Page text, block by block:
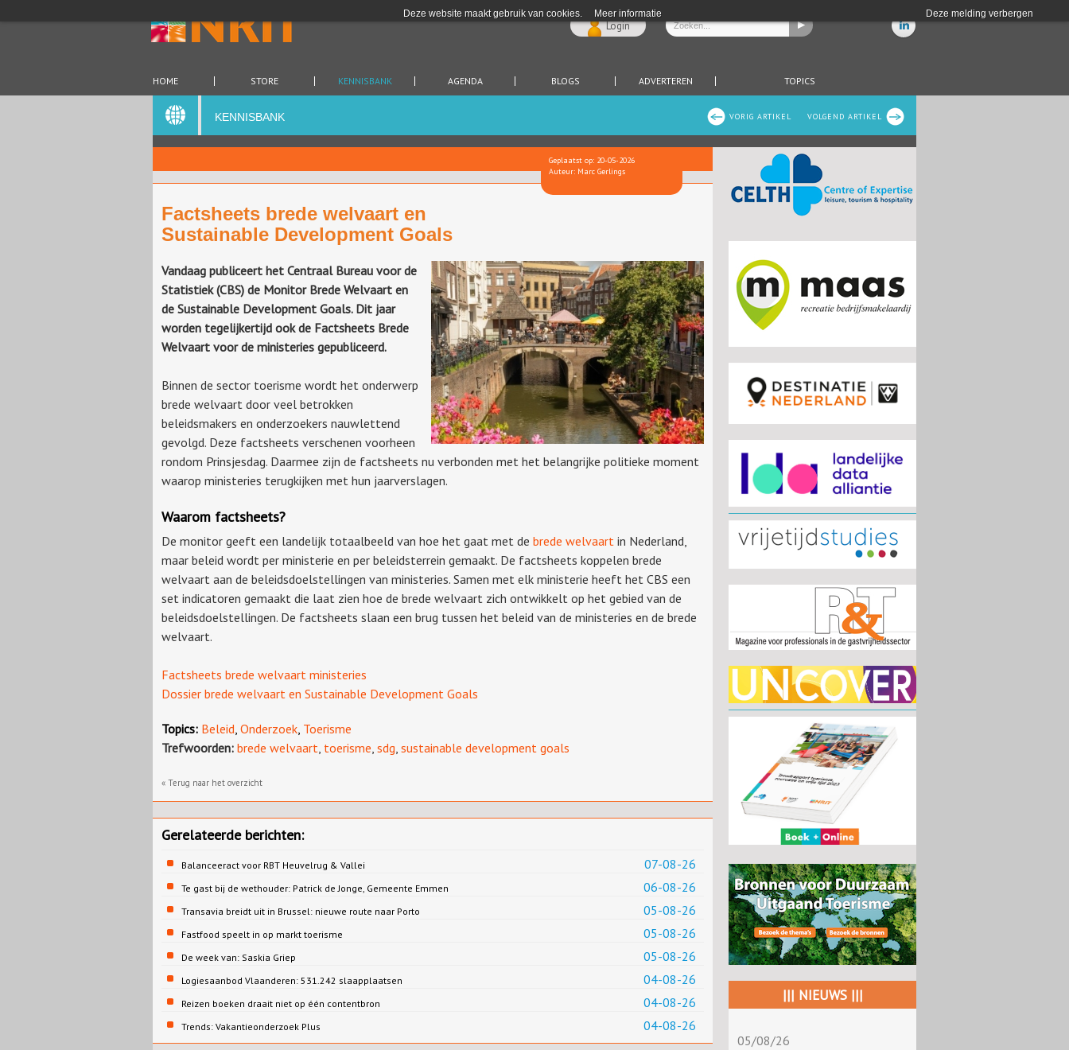
Deze website maakt gebruik van cookies. Meer informatie Deze melding verbergen
Login
HOME STORE KENNISBANK AGENDA BLOGS ADVERTEREN TOPICS
VOLGEND ARTIKEL
VORIG ARTIKEL
KENNISBANK
Geplaatst op: 20-05-2026
Auteur: Marc Gerlings
Factsheets brede welvaart en
Sustainable Development Goals
Vandaag publiceert het Centraal Bureau voor de
Statistiek (CBS) de Monitor Brede Welvaart en
de Sustainable Development Goals. Dit jaar
worden tegelijkertijd ook de Factsheets Brede
Welvaart voor de ministeries gepubliceerd.
Binnen de sector toerisme wordt het onderwerp
brede welvaart door veel betrokken
beleidsmakers en onderzoekers nauwlettend
gevolgd. Deze factsheets verschenen voorheen
rondom Prinsjesdag. Daarmee zijn de factsheets nu verbonden met het belangrijke politieke moment
waarop ministeries terugkijken met hun jaarverslagen.
Waarom factsheets?
De monitor geeft een landelijk totaalbeeld van hoe het gaat met de brede welvaart in Nederland,
maar beleid wordt per ministerie en per beleidsterrein gemaakt. De factsheets koppelen brede
welvaart aan de beleidsdoelstellingen van ministeries. Samen met elk ministerie heeft het CBS een
set indicatoren gemaakt die laat zien hoe de brede welvaart zich ontwikkelt op het gebied van de
beleidsdoelstellingen. De factsheets slaan een brug tussen het beleid van de ministeries en de brede
welvaart.
Factsheets brede welvaart ministeries
Dossier brede welvaart en Sustainable Development Goals
Topics: Beleid Onderzoek Toerisme
Trefwoorden: brede welvaart toerisme sdg sustainable development goals
« Terug naar het overzicht
Gerelateerde berichten:
07-08-26
Balanceeract voor RBT Heuvelrug & Vallei
06-08-26
Te gast bij de wethouder: Patrick de Jonge, Gemeente Emmen
05-08-26
Transavia breidt uit in Brussel: nieuwe route naar Porto
05-08-26
Fastfood speelt in op markt toerisme
05-08-26
De week van: Saskia Griep
04-08-26
Logiesaanbod Vlaanderen: 531.242 slaapplaatsen
04-08-26
Reizen boeken draait niet op één contentbron
04-08-26
Trends: Vakantieonderzoek Plus
||| NIEUWS |||
05/08/26